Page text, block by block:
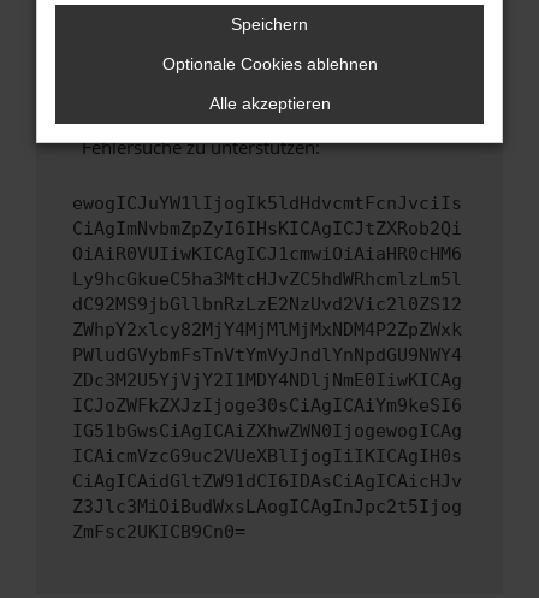
Wende dich an den Webseitenbetreiber.
Wenn du alle oben genannten Schritte versucht
hast, kontaktiere uns bitte. Wir werden
versuchen, das Problem zu beheben. Du kannst
uns diesen Text schicken, um uns bei der
Fehlersuche zu unterstützen:
ewogICJuYW1lIjogIk5ldHdvcmtFcnJvciIs
CiAgImNvbmZpZyI6IHsKICAgICJtZXRob2Qi
OiAiR0VUIiwKICAgICJ1cmwiOiAiaHR0cHM6
Ly9hcGkueC5ha3MtcHJvZC5hdWRhcmlzLm5l
dC92MS9jbGllbnRzLzE2NzUvd2Vic2l0ZS12
ZWhpY2xlcy82MjY4MjMlMjMxNDM4P2ZpZWxk
PWludGVybmFsTnVtYmVyJndlYnNpdGU9NWY4
ZDc3M2U5YjVjY2I1MDY4NDljNmE0IiwKICAg
ICJoZWFkZXJzIjoge30sCiAgICAiYm9keSI6
IG51bGwsCiAgICAiZXhwZWN0IjogewogICAg
ICAicmVzcG9uc2VUeXBlIjogIiIKICAgIH0s
CiAgICAidGltZW91dCI6IDAsCiAgICAicHJv
Z3Jlc3MiOiBudWxsLAogICAgInJpc2t5Ijog
ZmFsc2UKICB9Cn0=
Speichern
Optionale Cookies ablehnen
Alle akzeptieren